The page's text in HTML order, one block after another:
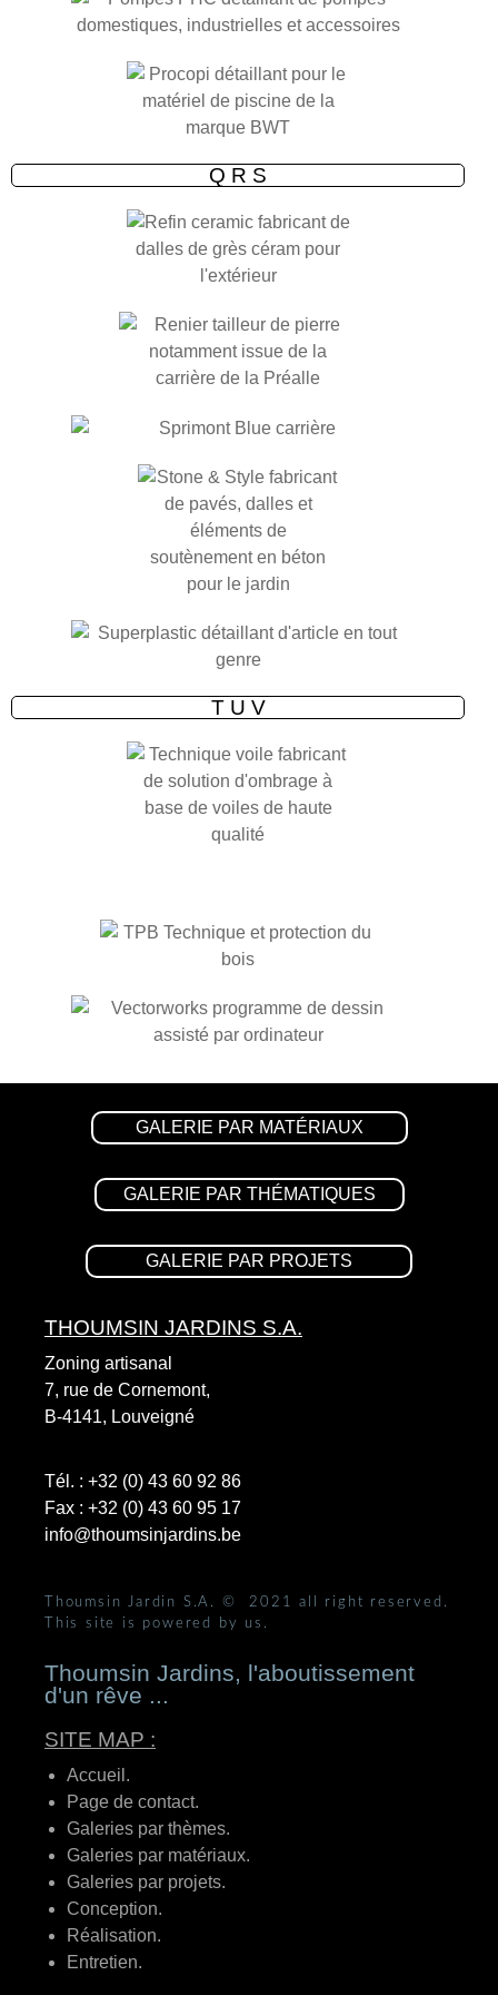
Q R S
T U V
GALERIE PAR MATÉRIAUX​
GALERIE PAR THÉMATIQUES
GALERIE PAR PROJETS​
THOUMSIN JARDINS S.A.
Zoning artisanal
7, rue de Cornemont,
B-4141, Louveigné
Tél. : +32 (0) 43 60 92 86
Fax : +32 (0) 43 60 95 17
info@thoumsinjardins.be
Thoumsin Jardin S.A.
© 2021 all right reserved.
This site is powered by us.
Thoumsin Jardins, l'aboutissement
d'un rêve ...
SITE MAP :
Accueil.
Page de contact.
Galeries par thèmes.
Galeries par matériaux.
Galeries par projets.
Conception.
Réalisation.
Entretien.